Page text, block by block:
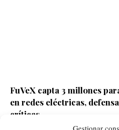
Gestionar
FuVeX capta 3 millones
en redes eléctricas,
críticas